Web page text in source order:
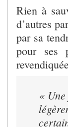
Rien à
d’autres
par sa
pour ses
«